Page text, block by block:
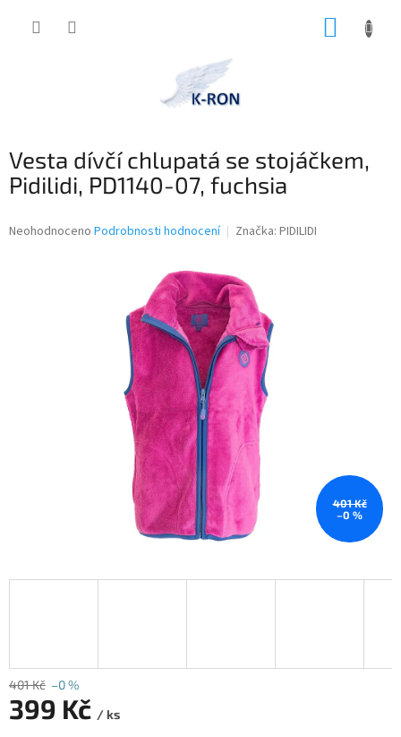
Vesta dívčí chlupatá se stojáčkem,
Pidilidi, PD1140-07, fuchsia
Průměrné
Neohodnoceno Podrobnosti hodnocení Značka: PIDILIDI
401 Kč
–0 %
401 Kč –0 %
399 Kč / ks